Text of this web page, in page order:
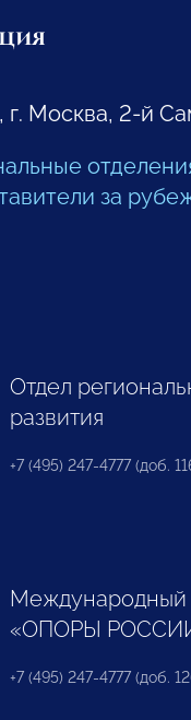
г. Москва, 2-й
за
Отдел
развития
+7 (495) 247-4777 (доб.
Международный
«ОПОРЫ
+7 (495) 247-4777 (доб.